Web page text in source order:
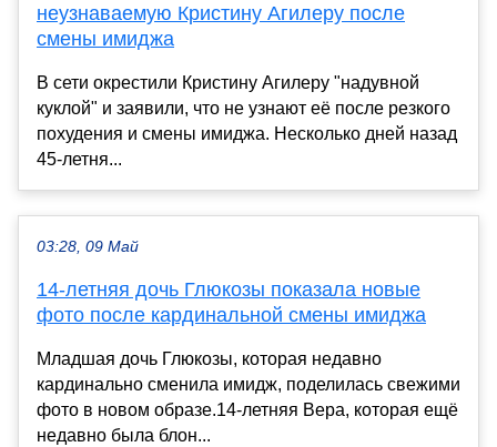
неузнаваемую Кристину Агилеру после
смены имиджа
В сети окрестили Кристину Агилеру "надувной
куклой" и заявили, что не узнают её после резкого
похудения и смены имиджа. Несколько дней назад
45-летня...
03:28, 09 Май
14-летняя дочь Глюкозы показала новые
фото после кардинальной смены имиджа
Младшая дочь Глюкозы, которая недавно
кардинально сменила имидж, поделилась свежими
фото в новом образе.14-летняя Вера, которая ещё
недавно была блон...